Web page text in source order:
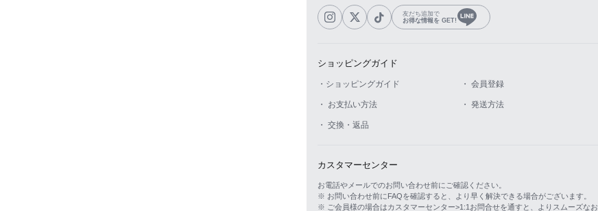
友だち追加で
お得な情報を GET!
ショッピングガイド
・ショッピングガイド ・ 会員登録
・ お支払い方法 ・ 発送方法
・ 交換・返品
カスタマーセンター
お電話やメールでのお問い合わせ前にご確認ください。
※ お問い合わせ前にFAQを確認すると、より早く解決できる場合がございます。
※ ご会員様の場合はカスタマーセンター>1:1お問合せを通すと、よりスムーズなお